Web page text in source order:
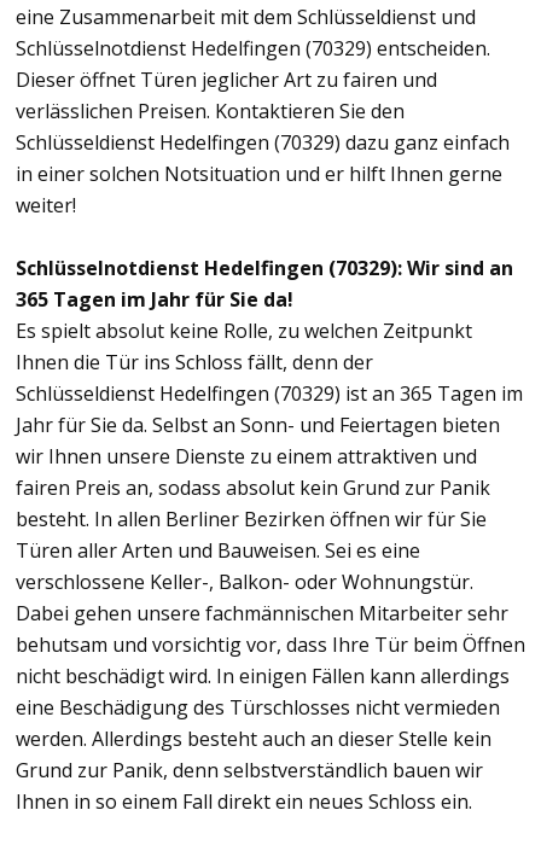
eine Zusammenarbeit mit dem Schlüsseldienst und
Schlüsselnotdienst Hedelfingen (70329) entscheiden.
Dieser öffnet Türen jeglicher Art zu fairen und
verlässlichen Preisen. Kontaktieren Sie den
Schlüsseldienst Hedelfingen (70329) dazu ganz einfach
in einer solchen Notsituation und er hilft Ihnen gerne
weiter!
Schlüsselnotdienst Hedelfingen (70329): Wir sind an
365 Tagen im Jahr für Sie da!
Es spielt absolut keine Rolle, zu welchen Zeitpunkt
Ihnen die Tür ins Schloss fällt, denn der
Schlüsseldienst Hedelfingen (70329) ist an 365 Tagen im
Jahr für Sie da. Selbst an Sonn- und Feiertagen bieten
wir Ihnen unsere Dienste zu einem attraktiven und
fairen Preis an, sodass absolut kein Grund zur Panik
besteht. In allen Berliner Bezirken öffnen wir für Sie
Türen aller Arten und Bauweisen. Sei es eine
verschlossene Keller-, Balkon- oder Wohnungstür.
Dabei gehen unsere fachmännischen Mitarbeiter sehr
behutsam und vorsichtig vor, dass Ihre Tür beim Öffnen
nicht beschädigt wird. In einigen Fällen kann allerdings
eine Beschädigung des Türschlosses nicht vermieden
werden. Allerdings besteht auch an dieser Stelle kein
Grund zur Panik, denn selbstverständlich bauen wir
Ihnen in so einem Fall direkt ein neues Schloss ein.